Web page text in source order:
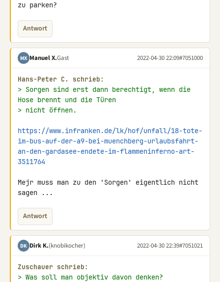
zu parken?
Antwort
MX Manuel X.Gast 2022-04-30 22:09#7051000
Hans-Peter C. schrieb:
> Sorgen sind erst dann berechtigt, wenn die
Hose brennt und die Türen
> nicht öffnen.
https://www.infranken.de/lk/hof/unfall/18-tote-
im-bus-auf-der-a9-bei-muenchberg-urlaubsfahrt-
an-den-gardasee-endete-im-flammeninferno-art-
3511764
Mejr muss man zu den 'Sorgen' eigentlich nicht
sagen ...
Antwort
DK Dirk K.(knobikocher) 2022-04-30 22:39#7051021
Zuschauer schrieb:
> Was soll man objektiv davon denken?